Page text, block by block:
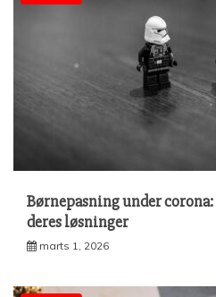
Børnepasning under
deres løsninger
marts 1, 2026